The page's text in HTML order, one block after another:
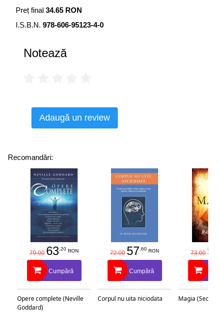
Preț final 34.65 RON
I.S.B.N. 978-606-95123-4-0
Notează
Adaugă un review
Recomandări:
79.00 63.20 RON
Cumpără
Opere complete (Neville
Goddard)
72.00 57.60 RON
Cumpără
Corpul nu uita niciodata
73.00 58
Magia